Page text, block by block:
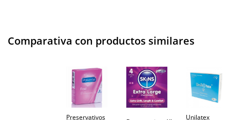
Comparativa con productos similares
Preservativos
Unilatex